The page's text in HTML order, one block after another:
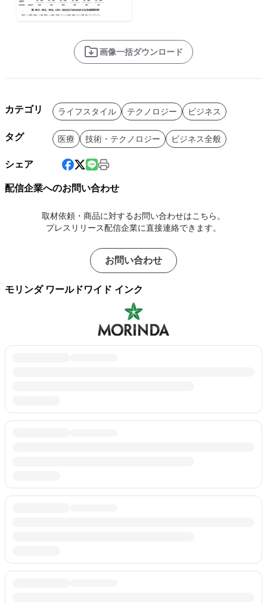
画像一括ダウンロード
カテゴリ ライフスタイル テクノロジー ビジネス
タグ 医療 技術・テクノロジー ビジネス全般
シェア
配信企業へのお問い合わせ
取材依頼・商品に対するお問い合わせはこちら。
プレスリリース配信企業に直接連絡できます。
お問い合わせ
モリンダ ワールドワイド インク